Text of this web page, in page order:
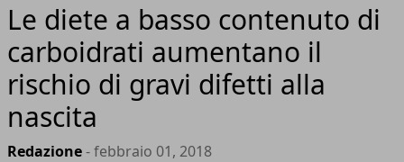
Le diete a basso contenuto di
carboidrati aumentano il
rischio di gravi difetti alla
nascita
Redazione- febbraio 01, 2018